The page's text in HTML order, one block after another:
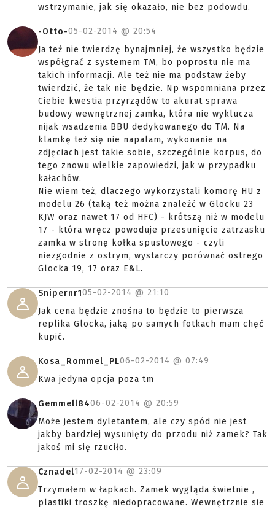
wstrzymanie, jak się okazało, nie bez podowdu.
-Otto-05-02-2014 @ 20:54
Ja też nie twierdzę bynajmniej, że wszystko będzie
współgrać z systemem TM, bo poprostu nie ma
takich informacji. Ale też nie ma podstaw żeby
twierdzić, że tak nie będzie. Np wspomniana przez
Ciebie kwestia przyrządów to akurat sprawa
budowy wewnętrznej zamka, która nie wyklucza
nijak wsadzenia BBU dedykowanego do TM. Na
klamkę też się nie napalam, wykonanie na
zdjęciach jest takie sobie, szczególnie korpus, do
tego znowu wielkie zapowiedzi, jak w przypadku
kałachów.
Nie wiem też, dlaczego wykorzystali komorę HU z
modelu 26 (taką też można znaleźć w Glocku 23
KJW oraz nawet 17 od HFC) - krótszą niż w modelu
17 - która wręcz powoduje przesunięcie zatrzasku
zamka w stronę kołka spustowego - czyli
niezgodnie z ostrym, wystarczy porównać ostrego
Glocka 19, 17 oraz E&L.
Snipernr105-02-2014 @ 21:10
Jak cena będzie znośna to będzie to pierwsza
replika Glocka, jaką po samych fotkach mam chęć
kupić.
Kosa_Rommel_PL06-02-2014 @ 07:49
Kwa jedyna opcja poza tm
Gemmell8406-02-2014 @ 20:59
Może jestem dyletantem, ale czy spód nie jest
jakby bardziej wysunięty do przodu niż zamek? Tak
jakoś mi się rzuciło.
Cznadel17-02-2014 @ 23:09
Trzymałem w łapkach. Zamek wygląda świetnie ,
plastiki troszkę niedopracowane. Wewnętrznie sie